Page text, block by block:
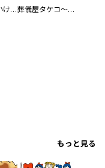
好きじゃないけど、抱いてください【電子単行本版／特典おまけ付き】 葬儀屋タケコ～あなたの最期、叶えます【電子単行本版】
もっと見る